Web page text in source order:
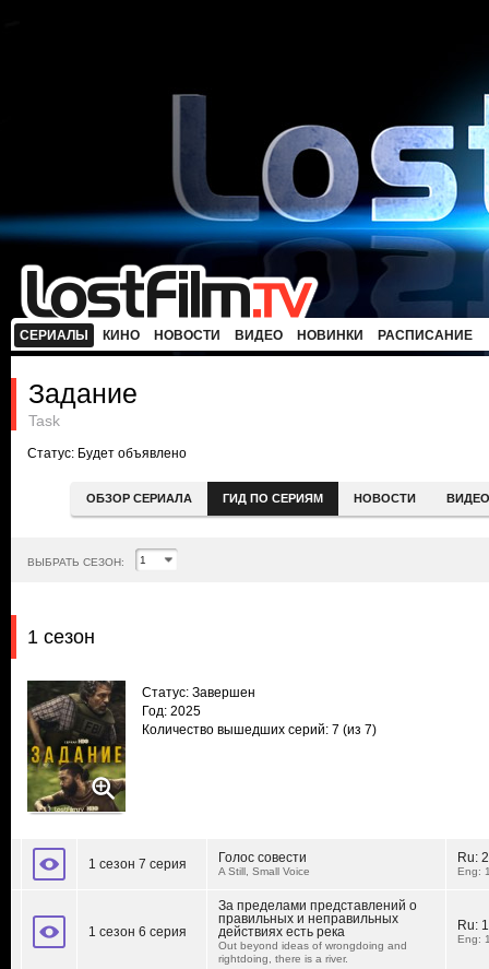
СЕРИАЛЫ КИНО НОВОСТИ ВИДЕО НОВИНКИ РАСПИСАНИЕ
Задание
Task
Статус: Будет объявлено
ОБЗОР СЕРИАЛА ГИД ПО СЕРИЯМ НОВОСТИ ВИДЕО
ВЫБРАТЬ СЕЗОН:
1 сезон
Статус: Завершен
Год: 2025
Количество вышедших серий: 7 (из 7)
1 сезон 7 серия Голос совести
A Still, Small Voice
Ru:
Eng:
1 сезон 6 серия
За пределами представлений о
правильных и неправильных
действиях есть река
Out beyond ideas of wrongdoing and
rightdoing, there is a river.
Ru:
Eng: